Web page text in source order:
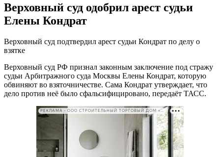
Верховный суд одобрил арест судьи
Елены Кондрат
Верховный суд подтвердил арест судьи Кондрат по делу о
взятке
Верховный суд РФ признал законным заключение под стражу
судьи Арбитражного суда Москвы Елены Кондрат, которую
обвиняют во взяточничестве. Сама Кондрат утверждает, что
дело против неё было сфальсифицировано, передаёт ТАСС.
РЕКЛАМА • ООО СТРОИТЕЛЬНЫЙ ТОРГОВЫЙ ДОМ «ПЕТРОВИЧ». ИНН: 7802348846